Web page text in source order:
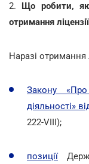
2. Що робити,
отримання
Наразі отримання
Закону «Про
діяльності»
222-VIII);
позиції